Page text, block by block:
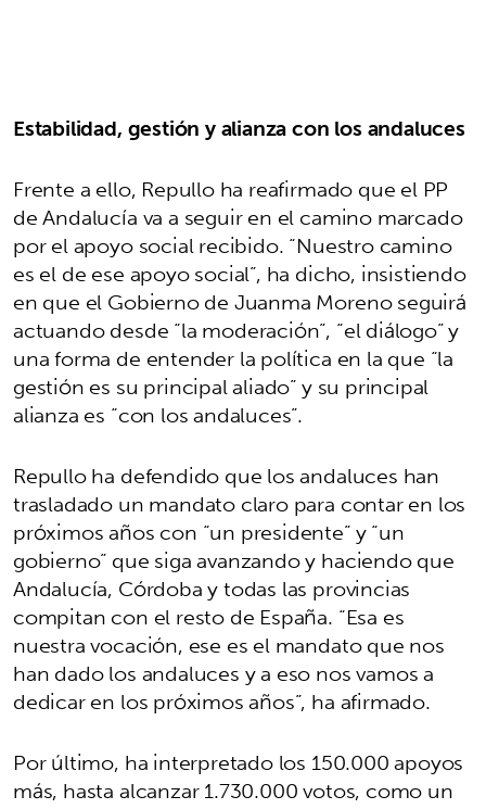
Estabilidad, gestión y alianza con los andaluces
Frente a ello, Repullo ha reafirmado que el PP
de Andalucía va a seguir en el camino marcado
por el apoyo social recibido. “Nuestro camino
es el de ese apoyo social”, ha dicho, insistiendo
en que el Gobierno de Juanma Moreno seguirá
actuando desde “la moderación”, “el diálogo” y
una forma de entender la política en la que “la
gestión es su principal aliado” y su principal
alianza es “con los andaluces”.
Repullo ha defendido que los andaluces han
trasladado un mandato claro para contar en los
próximos años con “un presidente” y “un
gobierno” que siga avanzando y haciendo que
Andalucía, Córdoba y todas las provincias
compitan con el resto de España. “Esa es
nuestra vocación, ese es el mandato que nos
han dado los andaluces y a eso nos vamos a
dedicar en los próximos años”, ha afirmado.
Por último, ha interpretado los 150.000 apoyos
más, hasta alcanzar 1.730.000 votos, como un